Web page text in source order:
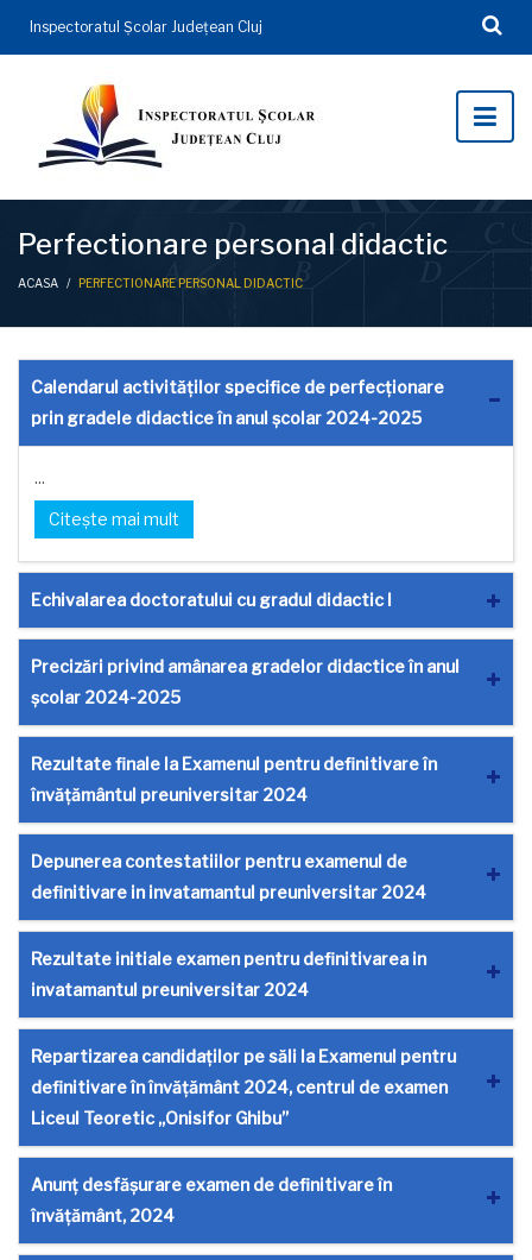
Inspectoratul Şcolar Județean Cluj
Perfectionare personal didactic
ACASA / PERFECTIONARE PERSONAL DIDACTIC
Calendarul activităților specifice de perfecționare
prin gradele didactice în anul școlar 2024-2025
...
Citește mai mult
Echivalarea doctoratului cu gradul didactic I
Precizări privind amânarea gradelor didactice în anul
școlar 2024-2025
Rezultate finale la Examenul pentru definitivare în
învățământul preuniversitar 2024
Depunerea contestatiilor pentru examenul de
definitivare in invatamantul preuniversitar 2024
Rezultate initiale examen pentru definitivarea in
invatamantul preuniversitar 2024
Repartizarea candidaților pe săli la Examenul pentru
definitivare în învățământ 2024, centrul de examen
Liceul Teoretic „Onisifor Ghibu”
Anunț desfășurare examen de definitivare în
învățământ, 2024